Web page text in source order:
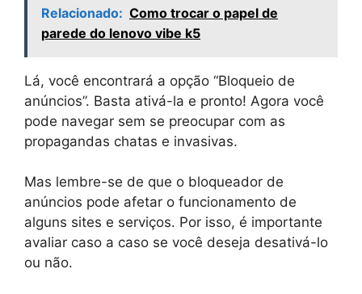
Relacionado: Como trocar o papel de
parede do lenovo vibe k5
Lá, você encontrará a opção “Bloqueio de
anúncios”. Basta ativá-la e pronto! Agora você
pode navegar sem se preocupar com as
propagandas chatas e invasivas.
Mas lembre-se de que o bloqueador de
anúncios pode afetar o funcionamento de
alguns sites e serviços. Por isso, é importante
avaliar caso a caso se você deseja desativá-lo
ou não.